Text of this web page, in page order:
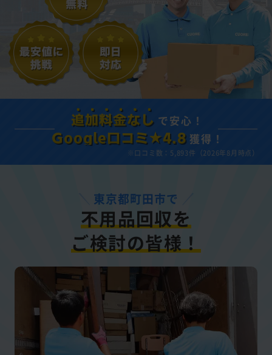
追加料金なし で安心！
Google口コミ★4.8 獲得！
※口コミ数：5,893件（2026年8月時点）
東京都町田市で
不用品回収を
ご検討の皆様！